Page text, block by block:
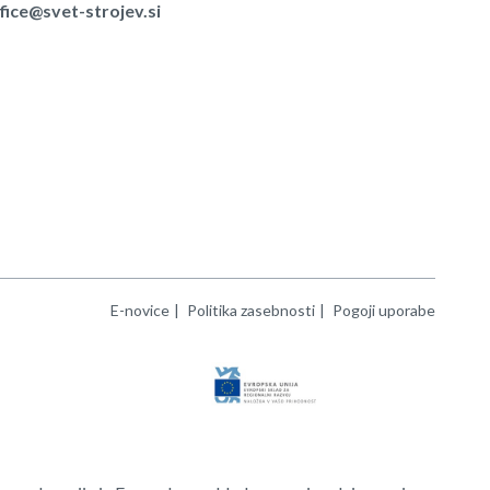
strojev.si
E-novice Politika zasebnosti Pogoji uporabe